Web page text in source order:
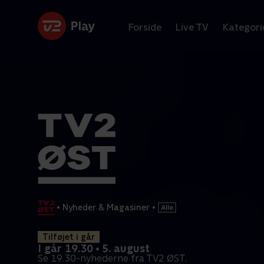
Forside Live TV
• Nyheder & Magasiner •
Tilføjet i går
I går 19.30 • 5. august
Se 19.30-nyhederne fra TV2 ØST.